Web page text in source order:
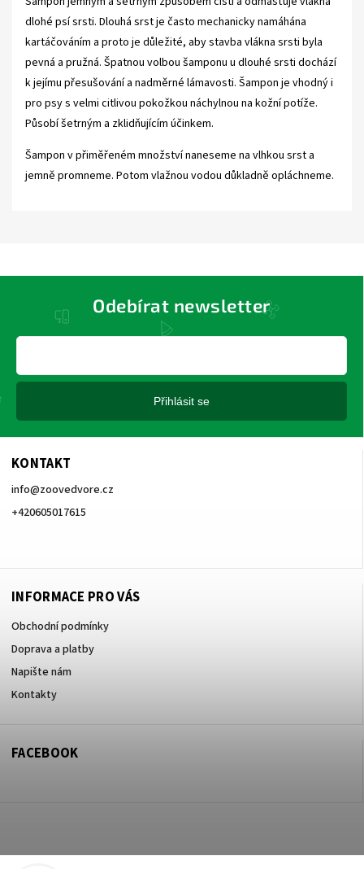
dlohé psí srsti. Dlouhá srst je často mechanicky namáhána
kartáčováním a proto je důležité, aby stavba vlákna srsti byla
pevná a pružná. Špatnou volbou šamponu u dlouhé srsti dochází
k jejímu přesušování a nadměrné lámavosti. Šampon je vhodný i
pro psy s velmi citlivou pokožkou náchylnou na kožní potíže.
Působí šetrným a zklidňujícím účinkem.
Šampon v přiměřeném množství naneseme na vlhkou srst a
jemně promneme. Potom vlažnou vodou důkladně opláchneme.
KONTAKT
info@zoovedvore.cz
+420605017615
INFORMACE PRO VÁS
Obchodní podmínky
Doprava a platby
Napište nám
Kontakty
Odebírat newsletter
Přihlásit se
FACEBOOK